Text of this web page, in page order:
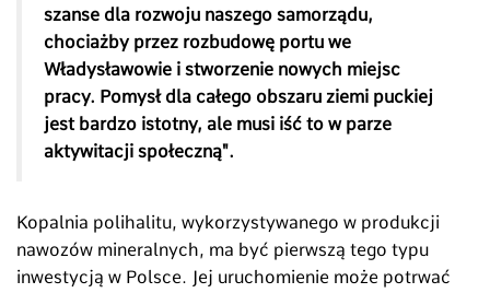
szanse dla rozwoju naszego samorządu,
chociażby przez rozbudowę portu we
Władysławowie i stworzenie nowych miejsc
pracy. Pomysł dla całego obszaru ziemi puckiej
jest bardzo istotny, ale musi iść to w parze
aktywitacji społeczną".
Kopalnia polihalitu, wykorzystywanego w produkcji
nawozów mineralnych, ma być pierwszą tego typu
inwestycją w Polsce. Jej uruchomienie może potrwać